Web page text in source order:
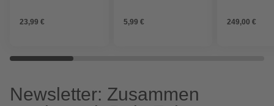
23,99 € 5,99 € 249,00 €
Newsletter: Zusammen